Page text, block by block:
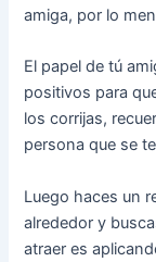
amiga, por lo
El papel de tú
positivos para
los corrijas,
persona que se
Luego haces un
alrededor y
atraer es